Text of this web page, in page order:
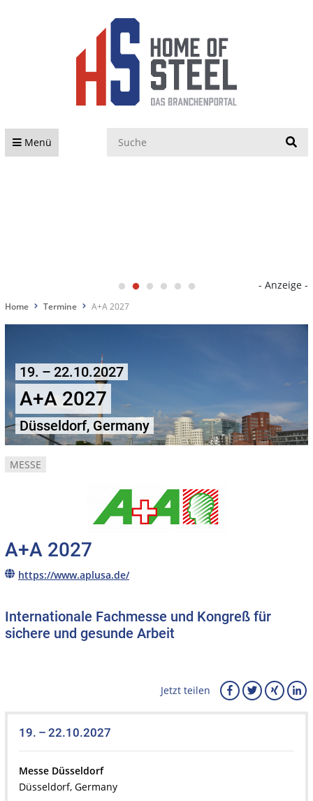
Menü
- Anzeige -
Home Termine A+A 2027
19. – 22.10.2027
A+A 2027
Düsseldorf, Germany
MESSE
A+A 2027
https://www.aplusa.de/
Internationale Fachmesse und Kongreß für
sichere und gesunde Arbeit
Jetzt teilen
19. – 22.10.2027
Messe Düsseldorf
Düsseldorf, Germany